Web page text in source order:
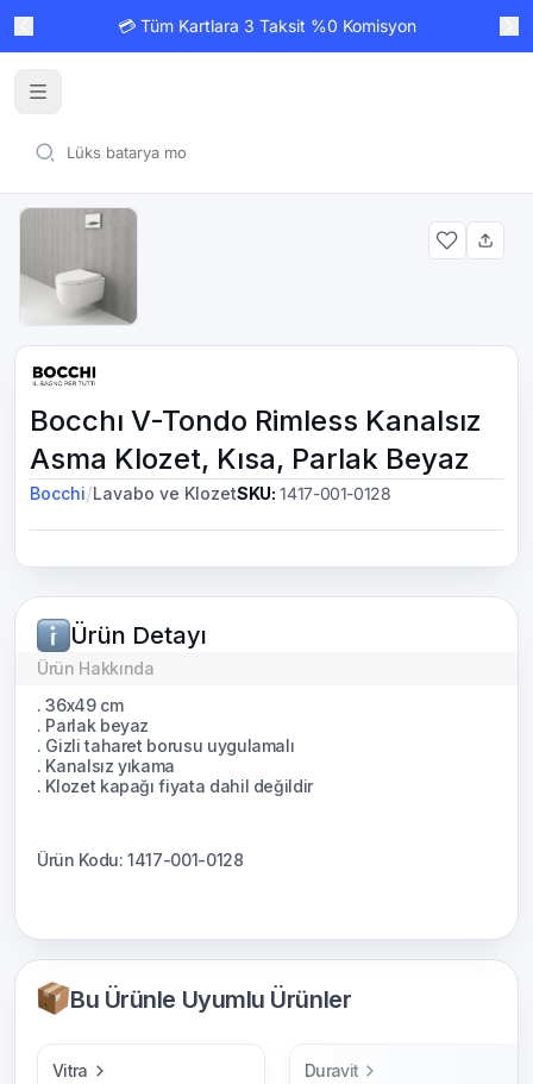
💳 Tüm Kartlara 3 Taksit %0 Komisyon
Bocchı V-Tondo Rimless Kanalsız
Asma Klozet, Kısa, Parlak Beyaz
Bocchi/Lavabo ve KlozetSKU: 1417-001-0128
Bu Ürünle Uyumlu Ürünler
Vitra
Duravit
Ürün Detayı
Ürün Hakkında
. 36x49 cm
. Parlak beyaz
. Gizli taharet borusu uygulamalı
. Kanalsız yıkama
. Klozet kapağı fiyata dahil değildir
Ürün Kodu: 1417-001-0128